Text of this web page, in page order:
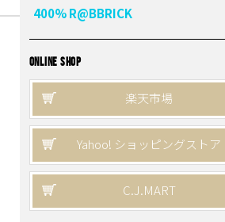
400% R@BBRICK
ONLINE SHOP
楽天市場
Yahoo! ショッピングストア
C.J.MART